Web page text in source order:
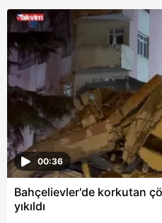
verileriniz işlenmekte olup
toplumu hizmetlerinin
kullanılmaktadır. Diğer
kılınması ve
reklam/pazarlama
sınırlı olarak açık rızanız
Çerezlere ilişkin tercihlerinizi
vasıtasıyla belirleyebilirsiniz.
için Ayarlar butonuna
Metnimiziziyaret
6698 sayılı Kişisel Verilerin
00:36
Bahçelievler'de korkutan
yıkıldı